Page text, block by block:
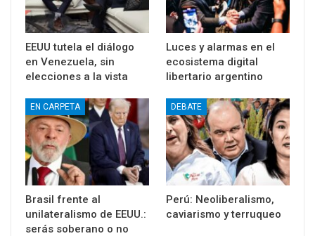
EEUU tutela el diálogo
en Venezuela, sin
elecciones a la vista
Luces y alarmas en el
ecosistema digital
libertario argentino
EN CARPETA
Brasil frente al
unilateralismo de EEUU.:
serás soberano o no
DEBATE
Perú: Neoliberalismo,
caviarismo y terruqueo